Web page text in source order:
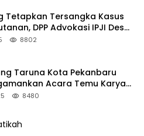
Tetapkan Tersangka Kasus
DPP Advokasi IPJI Desak
RAPP
8802
Taruna Kota Pekanbaru
Acara Temu Karya
Pekanbaru
8480